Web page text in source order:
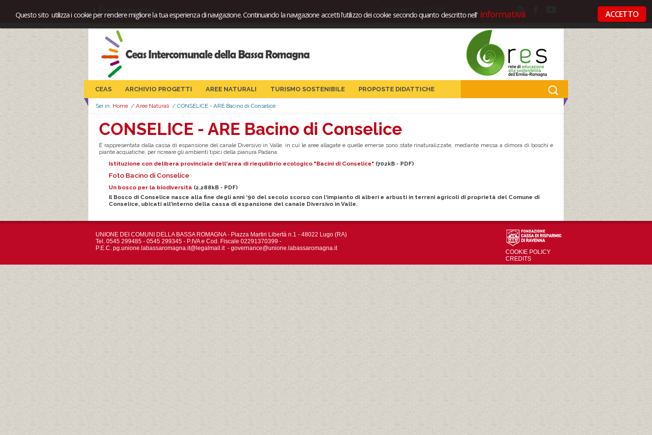
Questo sito utilizza i cookie per rendere migliore la tua esperienza di navigazione. Continuando la navigazione accetti l'utilizzo dei cookie secondo quanto descritto nell'informativa ACCETTO
CEAS ARCHIVIO PROGETTI AREE NATURALI TURISMO SOSTENIBILE PROPOSTE DIDATTICHE
Sei in: Home / Aree Naturali / CONSELICE - ARE Bacino di Conselice
CONSELICE - ARE Bacino di Conselice
È rappresentata dalla cassa di espansione del canale Diversivo in Valle, in cui le aree allagate e quelle emerse sono state rinaturalizzate, mediante messa a dimora di boschi e
piante acquatiche, per ricreare gli ambienti tipici della pianura Padana.
Istituzione con delibera provinciale dell'area di riequilibrio ecologico "Bacini di Conselice" (702kB - PDF)
Foto Bacino di Conselice
Un bosco per la biodiversità (2.288kB - PDF)
Il Bosco di Conselice nasce alla fine degli anni ‘90 del secolo scorso con l‘impianto di alberi e arbusti in terreni agricoli di proprietà del Comune di
Conselice, ubicati all’interno della cassa di espansione del canale Diversivo in Valle.
COOKIE POLICY
CREDITS
UNIONE DEI COMUNI DELLA BASSA ROMAGNA - Piazza Martiri Libertà n.1 - 48022 Lugo (RA)
Tel. 0545 299485 - 0545 299345 - P.IVA e Cod. Fiscale 02291370399 -
P.E.C. pg.unione.labassaromagna.it@legalmail.it - governance@unione.labassaromagna.it